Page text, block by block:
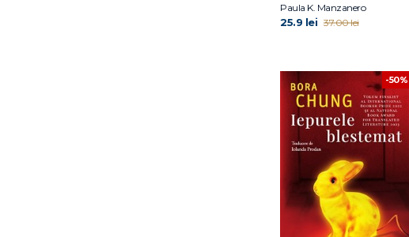
Paula K. Manzanero
25.9 lei 37.00 lei
-50%